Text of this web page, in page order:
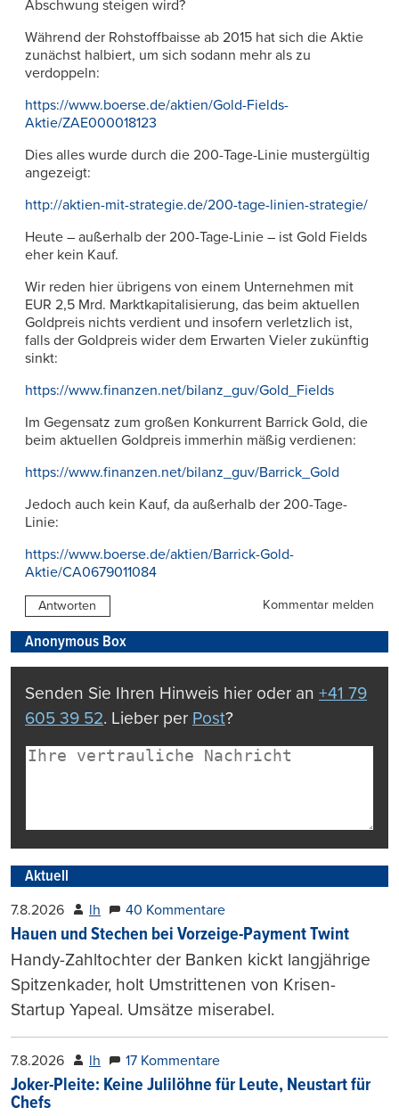
Abschwung steigen wird?
Während der Rohstoffbaisse ab 2015 hat sich die Aktie
zunächst halbiert, um sich sodann mehr als zu
verdoppeln:
https://www.boerse.de/aktien/Gold-Fields-
Aktie/ZAE000018123
Dies alles wurde durch die 200-Tage-Linie mustergültig
angezeigt:
http://aktien-mit-strategie.de/200-tage-linien-strategie/
Heute – außerhalb der 200-Tage-Linie – ist Gold Fields
eher kein Kauf.
Wir reden hier übrigens von einem Unternehmen mit
EUR 2,5 Mrd. Marktkapitalisierung, das beim aktuellen
Goldpreis nichts verdient und insofern verletzlich ist,
falls der Goldpreis wider dem Erwarten Vieler zukünftig
sinkt:
https://www.finanzen.net/bilanz_guv/Gold_Fields
Im Gegensatz zum großen Konkurrent Barrick Gold, die
beim aktuellen Goldpreis immerhin mäßig verdienen:
https://www.finanzen.net/bilanz_guv/Barrick_Gold
Jedoch auch kein Kauf, da außerhalb der 200-Tage-
Linie:
https://www.boerse.de/aktien/Barrick-Gold-
Aktie/CA0679011084
Antworten Kommentar melden
Anonymous Box
Senden Sie Ihren Hinweis hier oder an +41 79
605 39 52. Lieber per Post?
Aktuell
7.8.2026 lh 40 Kommentare
Hauen und Stechen bei Vorzeige-Payment Twint
Handy-Zahltochter der Banken kickt langjährige
Spitzenkader, holt Umstrittenen von Krisen-
Startup Yapeal. Umsätze miserabel.
7.8.2026 lh 17 Kommentare
Joker-Pleite: Keine Julilöhne für Leute, Neustart für
Chefs